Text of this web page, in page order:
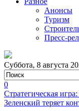
Анонсы
Туризм
Пресс-
Суббота, 8 августа
0
Стратегическая
Зеленский теряет